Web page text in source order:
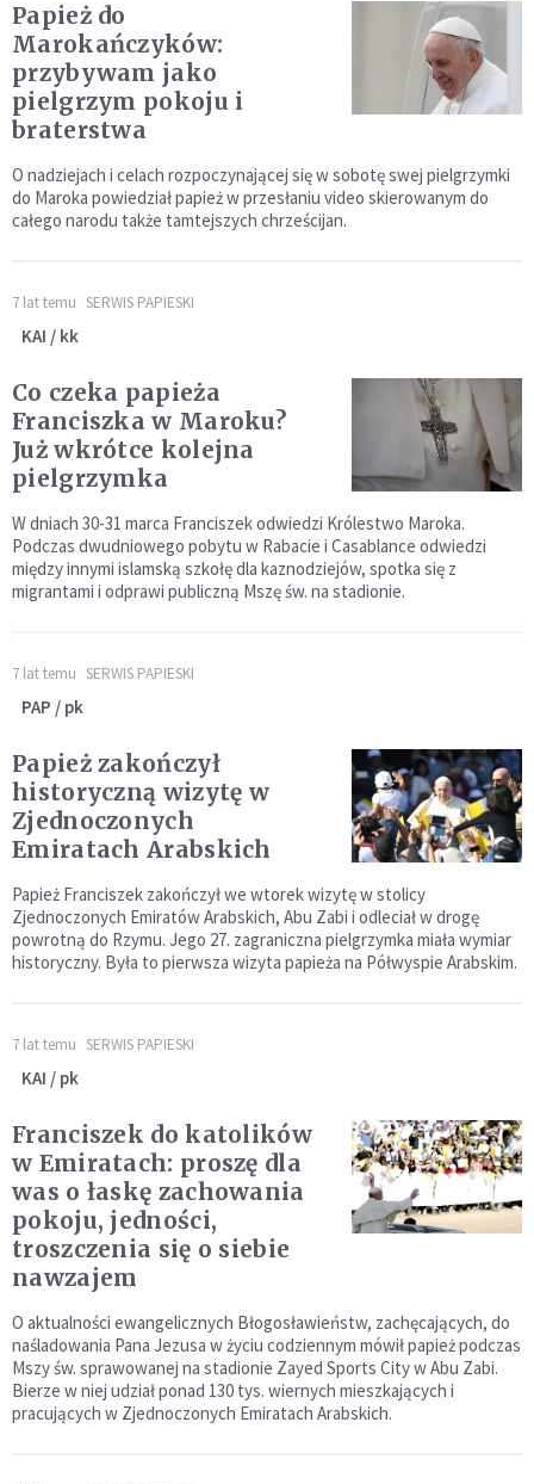
Papież do
Marokańczyków:
przybywam jako
pielgrzym pokoju i
braterstwa
O nadziejach i celach rozpoczynającej się w sobotę swej pielgrzymki
do Maroka powiedział papież w przesłaniu video skierowanym do
całego narodu także tamtejszych chrześcijan.
7 lat temu SERWIS PAPIESKI
KAI / kk
Co czeka papieża
Franciszka w Maroku?
Już wkrótce kolejna
pielgrzymka
W dniach 30-31 marca Franciszek odwiedzi Królestwo Maroka.
Podczas dwudniowego pobytu w Rabacie i Casablance odwiedzi
między innymi islamską szkołę dla kaznodziejów, spotka się z
migrantami i odprawi publiczną Mszę św. na stadionie.
7 lat temu SERWIS PAPIESKI
PAP / pk
Papież zakończył
historyczną wizytę w
Zjednoczonych
Emiratach Arabskich
Papież Franciszek zakończył we wtorek wizytę w stolicy
Zjednoczonych Emiratów Arabskich, Abu Zabi i odleciał w drogę
powrotną do Rzymu. Jego 27. zagraniczna pielgrzymka miała wymiar
historyczny. Była to pierwsza wizyta papieża na Półwyspie Arabskim.
7 lat temu SERWIS PAPIESKI
KAI / pk
Franciszek do katolików
w Emiratach: proszę dla
was o łaskę zachowania
pokoju, jedności,
troszczenia się o siebie
nawzajem
O aktualności ewangelicznych Błogosławieństw, zachęcających, do
naśladowania Pana Jezusa w życiu codziennym mówił papież podczas
Mszy św. sprawowanej na stadionie Zayed Sports City w Abu Zabi.
Bierze w niej udział ponad 130 tys. wiernych mieszkających i
pracujących w Zjednoczonych Emiratach Arabskich.